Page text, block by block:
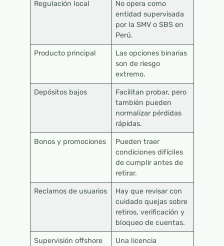
Regulación local
No opera como
entidad supervisada
por la SMV o SBS en
Perú.
Producto principal
Las opciones binarias
son de riesgo
extremo.
Depósitos bajos
Facilitan probar, pero
también pueden
normalizar pérdidas
rápidas.
Bonos y promociones
Pueden traer
condiciones difíciles
de cumplir antes de
retirar.
Reclamos de usuarios
Hay que revisar con
cuidado quejas sobre
retiros, verificación y
bloqueo de cuentas.
Supervisión offshore
Una licencia